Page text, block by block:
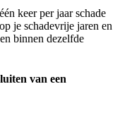
keer per jaar schade
je schadevrije jaren en
binnen dezelfde
van een